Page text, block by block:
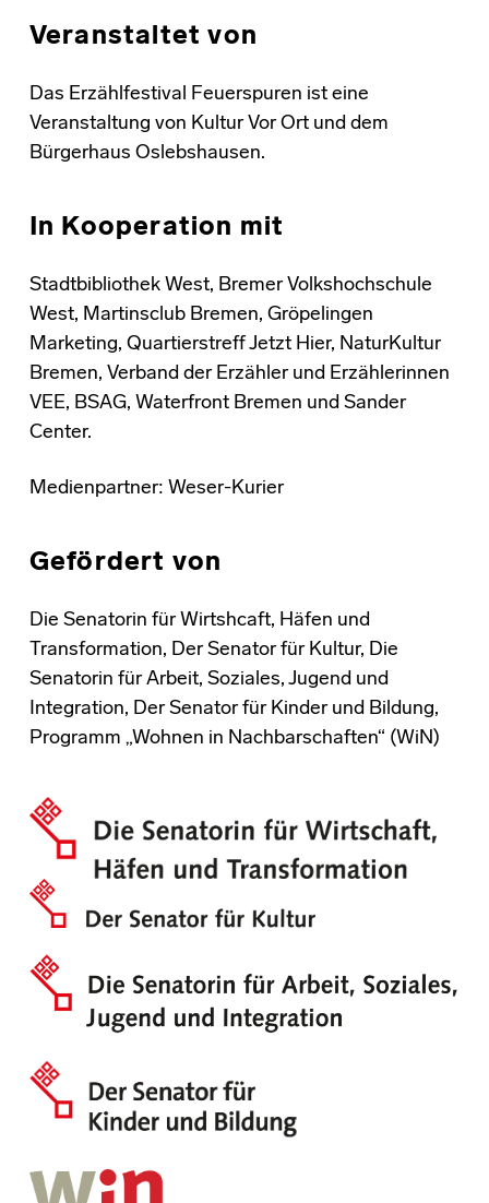
Veranstaltet von
Das Erzählfestival Feuerspuren ist eine
Veranstaltung von Kultur Vor Ort und dem
Bürgerhaus Oslebshausen.
In Kooperation mit
Stadtbibliothek West, Bremer Volkshochschule
West, Martinsclub Bremen, Gröpelingen
Marketing, Quartierstreff Jetzt Hier, NaturKultur
Bremen, Verband der Erzähler und Erzählerinnen
VEE, BSAG, Waterfront Bremen und Sander
Center.
Medienpartner: Weser-Kurier
Gefördert von
Die Senatorin für Wirtshcaft, Häfen und
Transformation, Der Senator für Kultur, Die
Senatorin für Arbeit, Soziales, Jugend und
Integration, Der Senator für Kinder und Bildung,
Programm „Wohnen in Nachbarschaften“ (WiN)